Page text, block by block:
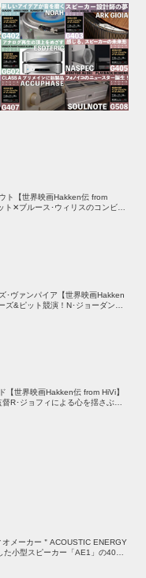
ト【世界映画Hakken伝 from
ト✕ブルース･ウィリスのコンビが
･ヴァンパイア【世界映画Hakken
ズ&ピット競演！N･ジョーダン監
【世界映画Hakken伝 from HiVi】
督R･ジョフィによる心を揺さぶる
オメーカー＂ACOUSTIC ENERGY
た小型スピーカー「AE1」の40周